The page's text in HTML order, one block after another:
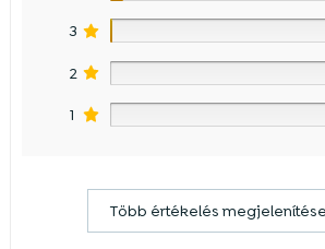
3
2
1
Több értékelés megjelenítése